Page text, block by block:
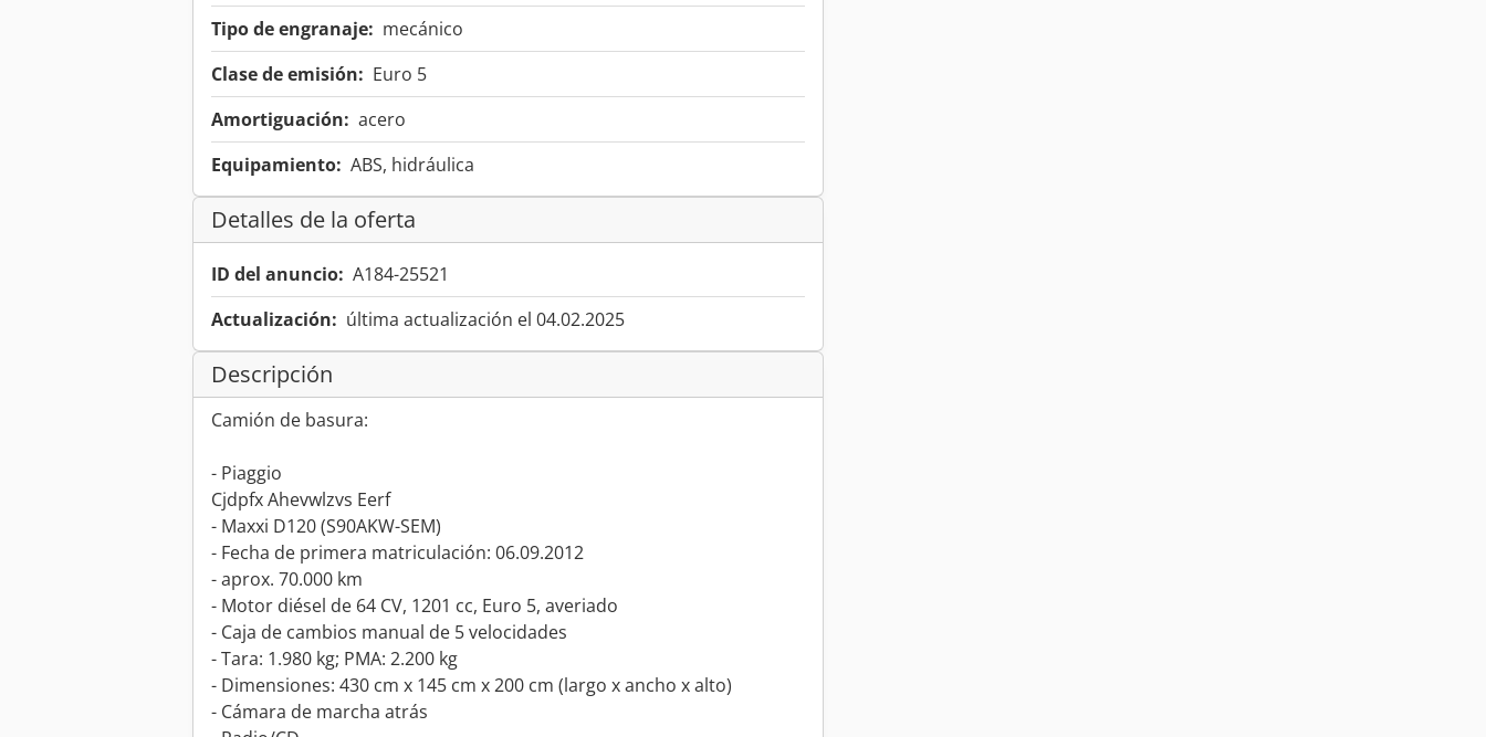
Tipo de engranaje: mecánico
Clase de emisión: Euro 5
Amortiguación: acero
Equipamiento: ABS, hidráulica
Detalles de la oferta
ID del anuncio: A184-25521
Actualización: última actualización el 04.02.2025
Descripción
Camión de basura:
- Piaggio
Cjdpfx Ahevwlzvs Eerf
- Maxxi D120 (S90AKW-SEM)
- Fecha de primera matriculación: 06.09.2012
- aprox. 70.000 km
- Motor diésel de 64 CV, 1201 cc, Euro 5, averiado
- Caja de cambios manual de 5 velocidades
- Tara: 1.980 kg; PMA: 2.200 kg
- Dimensiones: 430 cm x 145 cm x 200 cm (largo x ancho x alto)
- Cámara de marcha atrás